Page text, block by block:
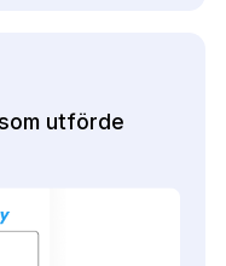
utförde